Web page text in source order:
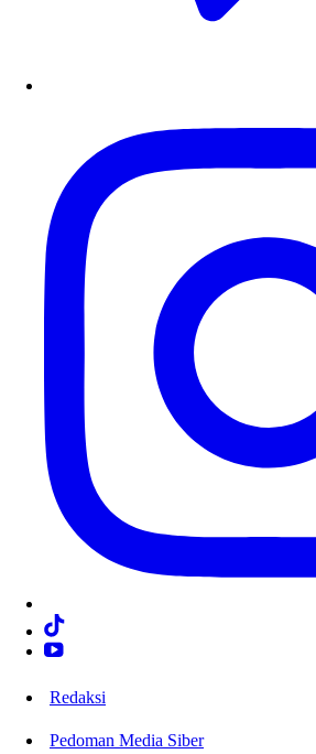
Redaksi
Pedoman Media Siber